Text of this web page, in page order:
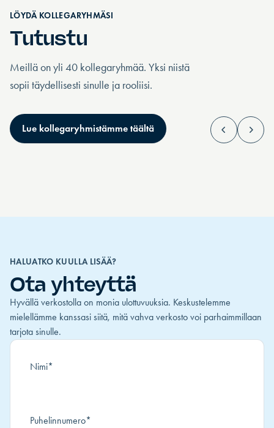
LÖYDÄ KOLLEGARYHMÄSI
Tutustu
Meillä on yli 40 kollegaryhmää. Yksi niistä
sopii täydellisesti sinulle ja rooliisi.
Lue kollegaryhmistämme täältä
Toimitusjohtajat
Sinulla on ylin vastuu, ja katseet kohdistuvat
Ylin johto
Olet suurten
HALUATKO KUULLA LISÄÄ?
Ota yhteyttä
Hyvällä verkostolla on monia ulottuvuuksia. Keskustelemme
mielellämme kanssasi siitä, mitä vahva verkosto voi parhaimmillaan
tarjota sinulle.
Nimi*
Puhelinnumero*